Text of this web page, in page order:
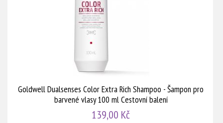
Goldwell Dualsenses Color Extra Rich Shampoo - Šampon pro
barvené vlasy 100 ml Cestovní balení
139,00 Kč